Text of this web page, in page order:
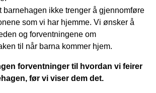
barnehagen ikke trenger å gjennomføre
som vi har hjemme. Vi ønsker å
og forventningene om
til når barna kommer hjem.
forventninger til hvordan vi feirer
før vi viser dem det.